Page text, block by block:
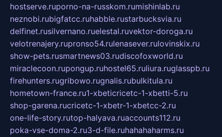
hostserve.ruporno-na-russkom.rumishinlab.ru
neznobi.rubigfatcc.ruhabble.rustarbucksvia.ru
delfinet.rusilvernano.ruelestal.ruvektor-doroga.ru
velotrenajery.rupronso54.rulenasever.rulovinskix.ru
show-pets.rusmartnews03.rudiscofoxworld.ru
miraclecoon.rupongup.ruhostel65.ruliura.ruglasspb.ru
firehunters.rugribowo.rugnalis.rubulkitula.ru
hometown-france.ru1-xbeticricetc-1-xbetti-5.ru
shop-garena.rucricetc-1-xbetr-1-xbetcc-2.ru
one-life-story.rutop-halyava.ruaccounts112.ru
poka-vse-doma-2.ru3-d-file.ruhahahaharms.ru